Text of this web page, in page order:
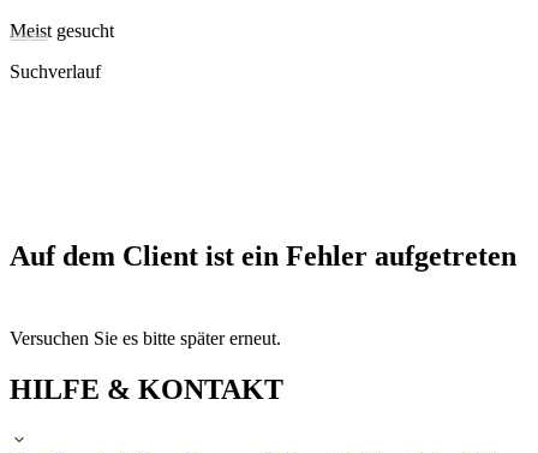
Meist gesucht
Suchverlauf
Auf dem Client ist ein Fehler aufgetreten
Versuchen Sie es bitte später erneut.
HILFE & KONTAKT